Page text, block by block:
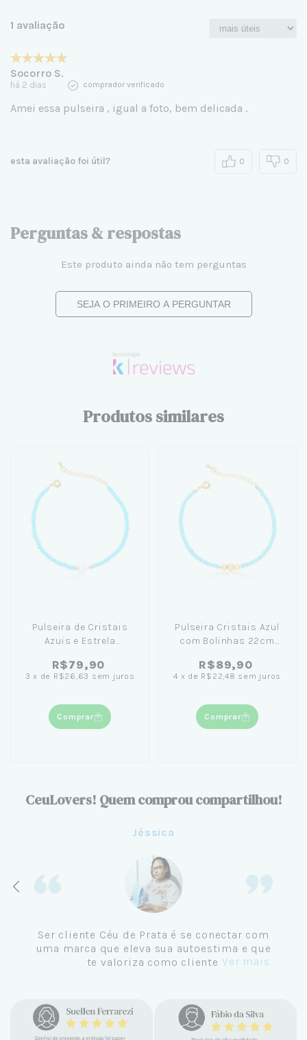
1 avaliação
Socorro S.
há 2 dias comprador verificado
Amei essa pulseira , igual a foto, bem delicada .
esta avaliação foi útil? 0 0
Perguntas & respostas
Este produto ainda não tem perguntas
SEJA O PRIMEIRO A PERGUNTAR
Produtos similares
Pulseira de Cristais
Azuis e Estrela
Banhada em Ouro 18K
R$79,90
3 x de R$26,63 sem juros
Comprar
Pulseira Cristais Azul
com Bolinhas 22cm
R$89,90
4 x de R$22,48 sem juros
Comprar
CeuLovers! Quem comprou compartilhou!
Jéssica
Ser cliente Céu de Prata é se conectar com
uma marca que eleva sua autoestima e que
te valoriza como cliente. Ver mais...